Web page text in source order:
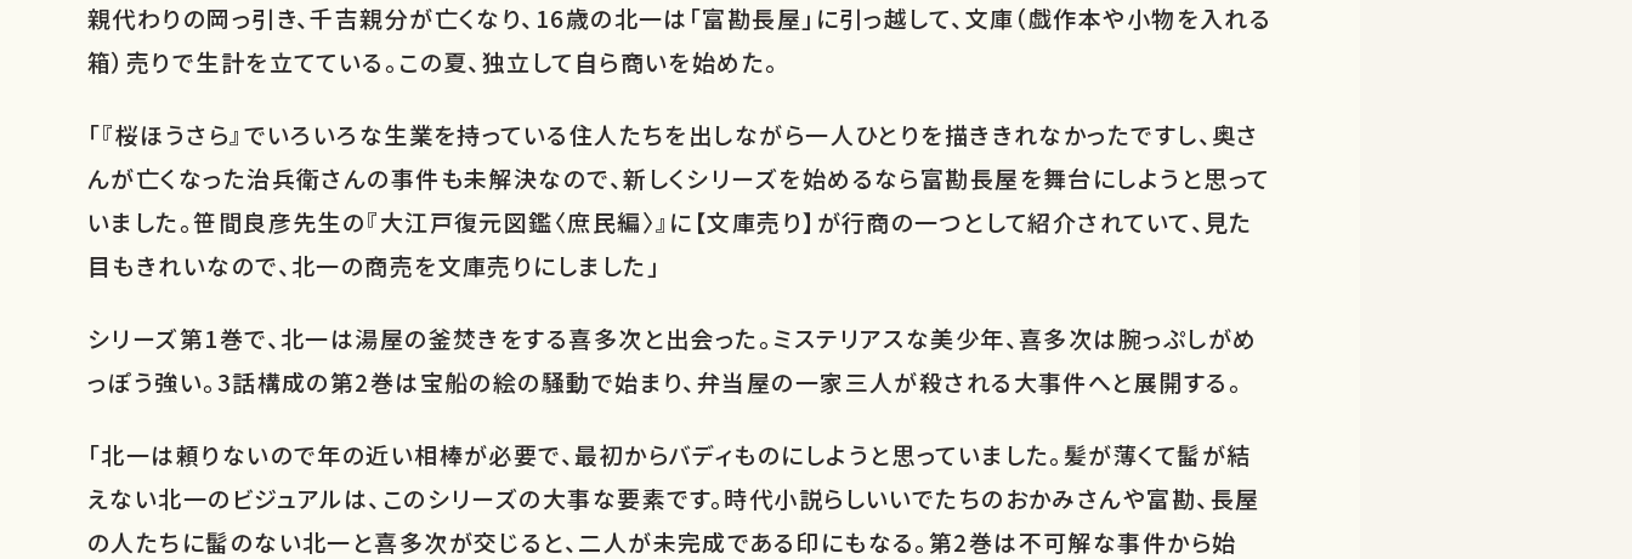
親代わりの岡っ引き、千吉親分が亡くなり、16歳の北一は「富勘長屋」に引っ越して、文庫（戯作本や小物を入れる
箱）売りで生計を立てている。この夏、独立して自ら商いを始めた。
「『桜ほうさら』でいろいろな生業を持っている住人たちを出しながら一人ひとりを描ききれなかったですし、奥さ
んが亡くなった治兵衛さんの事件も未解決なので、新しくシリーズを始めるなら富勘長屋を舞台にしようと思って
いました。笹間良彦先生の『大江戸復元図鑑〈庶民編〉』に【文庫売り】が行商の一つとして紹介されていて、見た
目もきれいなので、北一の商売を文庫売りにしました」
シリーズ第1巻で、北一は湯屋の釜焚きをする喜多次と出会った。ミステリアスな美少年、喜多次は腕っぷしがめ
っぽう強い。3話構成の第2巻は宝船の絵の騒動で始まり、弁当屋の一家三人が殺される大事件へと展開する。
「北一は頼りないので年の近い相棒が必要で、最初からバディものにしようと思っていました。髪が薄くて髷が結
えない北一のビジュアルは、このシリーズの大事な要素です。時代小説らしいいでたちのおかみさんや富勘、長屋
の人たちに髷のない北一と喜多次が交じると、二人が未完成である印にもなる。第2巻は不可解な事件から始